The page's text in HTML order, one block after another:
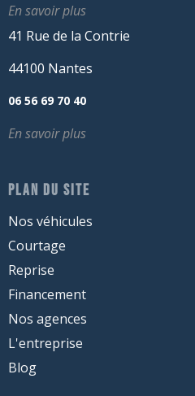
En savoir plus
41 Rue de la Contrie
44100 Nantes
06 56 69 70 40
En savoir plus
PLAN DU SITE
Nos véhicules
Courtage
Reprise
Financement
Nos agences
L'entreprise
Blog